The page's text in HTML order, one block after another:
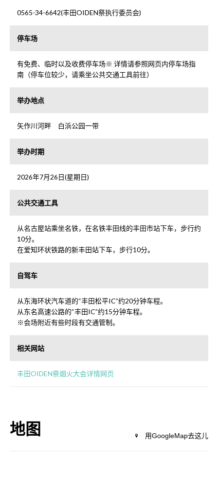
0565-34-6642(丰田OIDEN祭执行委员会)
停车场
有免费、临时以及收费停车场※ 详情请参照网页内停车场指
南（停车位较少，请乘坐公共交通工具前往）
举办地点
矢作川河畔 白浜公园一带
举办时期
2026年7月26日(星期日)
公共交通工具
从名古屋站乘坐名铁，在名铁丰田线的丰田市站下车，步行约
10分。
在爱知环状铁路的新丰田站下车，步行10分。
自驾车
从东海环状汽车道的“丰田松平IC”约20分钟车程。
从东名高速公路的“丰田IC”约15分钟车程。
※会场附近有些时段有交通管制。
相关网站
丰田OIDEN祭烟火大会详情网页
地图 用GoogleMap去这儿